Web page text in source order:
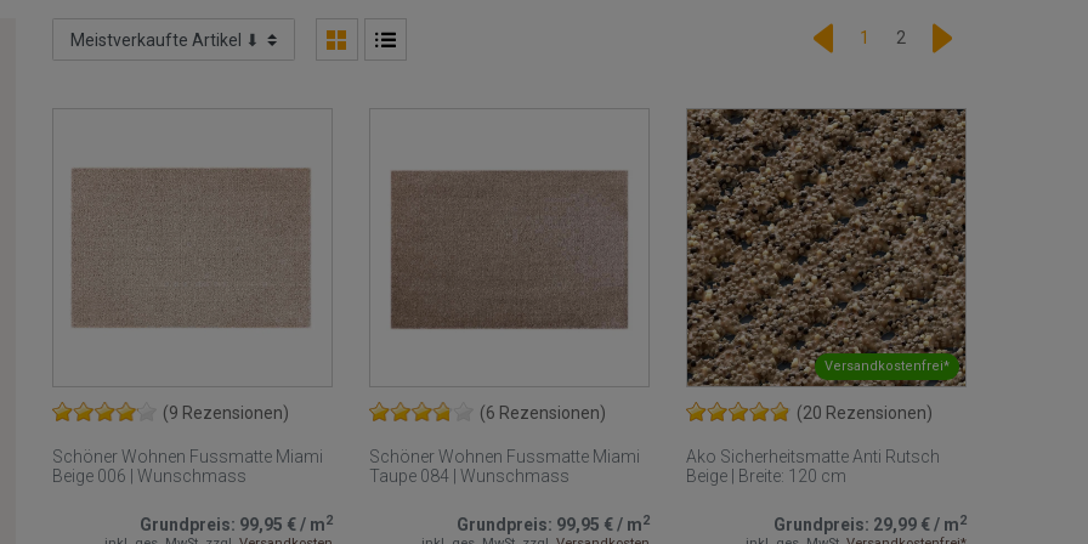
1 2
(9 Rezensionen)
Schöner Wohnen Fussmatte Miami
Beige 006 | Wunschmass
Grundpreis: 99,95 €/ m2
(6 Rezensionen)
Schöner Wohnen Fussmatte Miami
Taupe 084 | Wunschmass
Grundpreis: 99,95 €/ m2
Versandkostenfrei*
(20 Rezensionen)
Ako Sicherheitsmatte Anti Rutsch
Beige | Breite: 120 cm
Grundpreis: 29,99 €/ m2